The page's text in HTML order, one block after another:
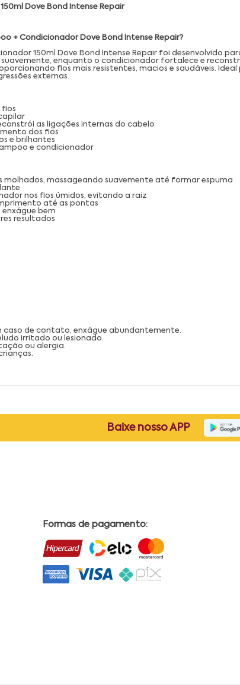
Dove Bond Intense Repair
+ Condicionador Dove Bond Intense Repair?
150ml Dove Bond Intense Repair foi
enquanto o condicionador fortalece e
fios mais resistentes, macios e saudáveis.
externas.
fios
as ligações internas do cabelo
dos fios
e brilhantes
e condicionador
molhados, massageando suavemente até formar espuma
nos fios úmidos, evitando a raiz
até as pontas
enxágue bem
resultados
caso de contato, enxágue abundantemente.
irritado ou lesionado.
ou alergia.
Baixe nosso APP
Formas de pagamento: